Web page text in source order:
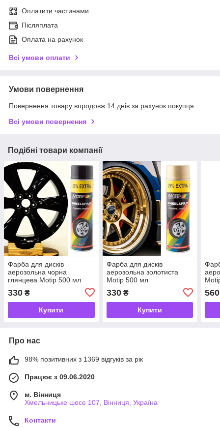
Оплатити частинами
Післяплата
Оплата на рахунок
Всі умови оплати
Умови повернення
Повернення товару впродовж 14 днів за рахунок покупця
Всі умови повернення
Подібні товари компанії
Фарба для дисків
аерозольна чорна
глянцева Motip 500 мл
330 ₴
Купити
Фарба для дисків
аерозольна золотиста
Motip 500 мл
330₴
Купити
560
Про нас
98% позитивних з 1369 відгуків за рік
Працює з 09.06.2020
м. Вінниця
Хмельницьке шосе 107, Вінниця, Україна
Контакти